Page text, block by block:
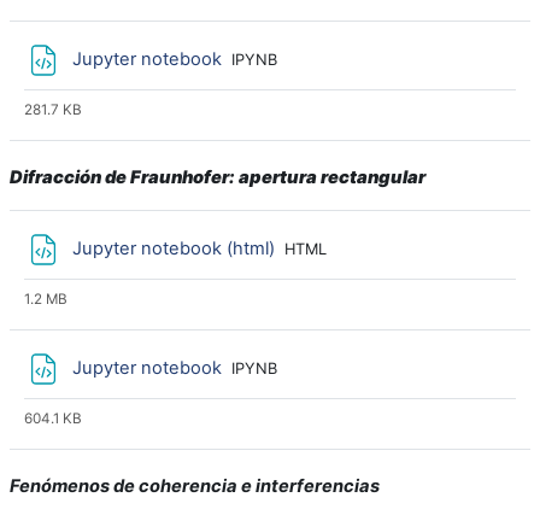
Jupyter notebook Archivo
IPYNB
281.7 KB
Difracción de Fraunhofer: apertura rectangular
Jupyter notebook (html) Archivo
HTML
1.2 MB
Jupyter notebook Archivo
IPYNB
604.1 KB
Fenómenos de coherencia e interferencias